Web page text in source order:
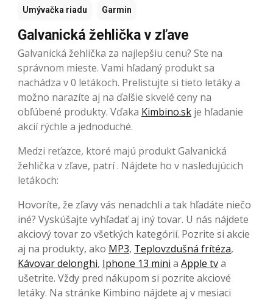
Umývačka riadu Garmin
Galvanická žehlička v zľave
Galvanická žehlička za najlepšiu cenu? Ste na
správnom mieste. Vami hľadaný produkt sa
nachádza v 0 letákoch. Prelistujte si tieto letáky a
možno narazíte aj na ďalšie skvelé ceny na
obľúbené produkty. Vďaka Kimbino.sk je hľadanie
akcií rýchle a jednoduché.
Medzi reťazce, ktoré majú produkt Galvanická
žehlička v zľave, patrí . Nájdete ho v nasledujúcich
letákoch:
Hovoríte, že zľavy vás nenadchli a tak hľadáte niečo
iné? Vyskúšajte vyhľadať aj iný tovar. U nás nájdete
akciový tovar zo všetkých kategórií. Pozrite si akcie
aj na produkty, ako MP3, Teplovzdušná frítéza,
Kávovar delonghi, Iphone 13 mini a Apple tva
ušetrite. Vždy pred nákupom si pozrite akciové
letáky. Na stránke Kimbino nájdete aj v mesiaci